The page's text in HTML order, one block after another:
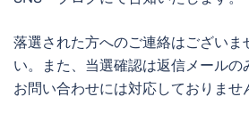
落選された方へのご連絡はございま
い。また、当選確認は返信メール
お問い合わせには対応しておりませ